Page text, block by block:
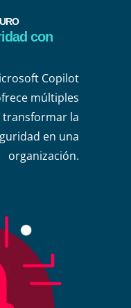
con
Copilot
múltiples
transformar la
en una
organización.